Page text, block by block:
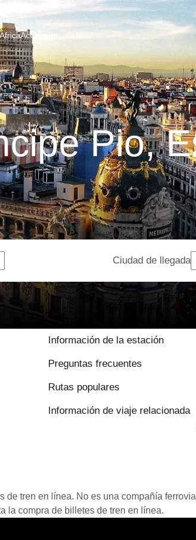
Acerca de
Pio,
Ciudad de llegada
Información de la estación
Preguntas frecuentes
Rutas populares
Información de viaje relacionada
tren en línea. No es una compañía
la compra de billetes de tren en línea.